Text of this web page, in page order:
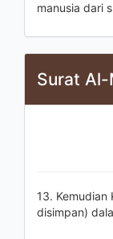
manusia dari
Surat Al-
13. Kemudian
disimpan)